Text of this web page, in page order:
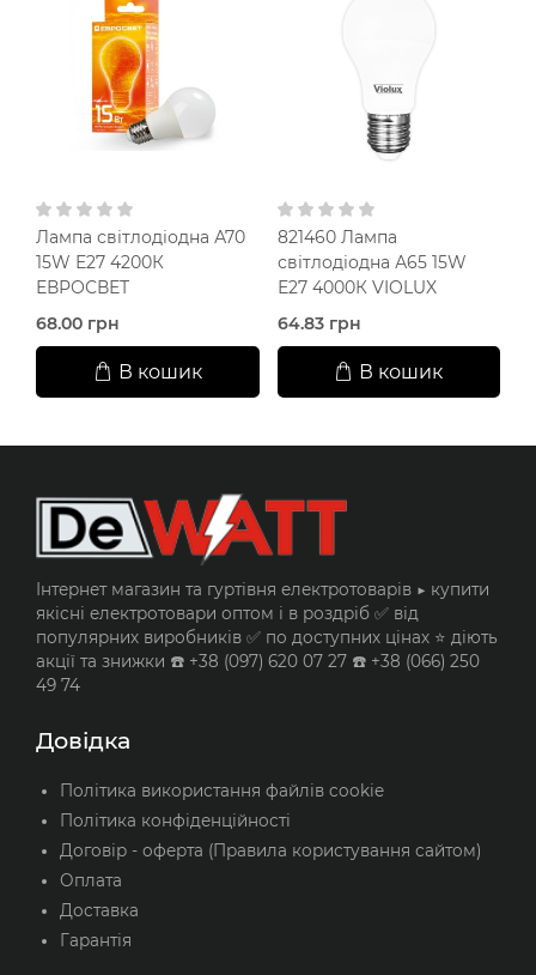
Лампа світлодіодна А70
15W Е27 4200К
ЕВРОСВЕТ
68.00 грн
В кошик
821460 Лампа
світлодіодна А65 15W
Е27 4000К VIOLUX
64.83 грн
В кошик
Інтернет магазин та гуртівня електротоварів ▶️ купити
якісні електротовари оптом і в роздріб ✅ від
популярних виробників ✅ по доступних цінах ⭐ діють
акції та знижки ☎️ +38 (097) 620 07 27 ☎️ +38 (066) 250
49 74
Довідка
Політика використання файлів cookie
Політика конфіденційності
Договір - оферта (Правила користування сайтом)
Оплата
Доставка
Гарантія